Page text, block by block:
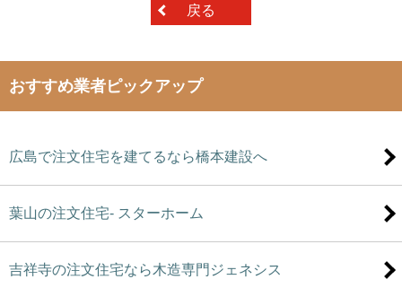
戻る
おすすめ業者ピックアップ
広島で注文住宅を建てるなら橋本建設へ
葉山の注文住宅- スターホーム
吉祥寺の注文住宅なら木造専門ジェネシス